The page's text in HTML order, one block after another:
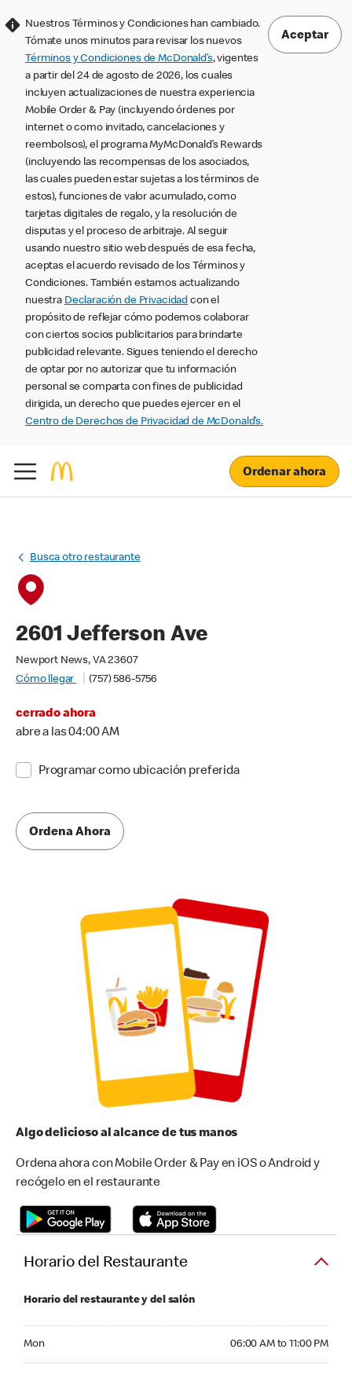
Nuestros Términos y Condiciones han cambiado.
Tómate unos minutos para revisar los nuevos
Términos y Condiciones de McDonald’s, vigentes
a partir del 24 de agosto de 2026, los cuales
incluyen actualizaciones de nuestra experiencia
Mobile Order & Pay (incluyendo órdenes por
internet o como invitado, cancelaciones y
reembolsos), el programa MyMcDonald’s Rewards
(incluyendo las recompensas de los asociados,
las cuales pueden estar sujetas a los términos de
estos), funciones de valor acumulado, como
tarjetas digitales de regalo, y la resolución de
disputas y el proceso de arbitraje. Al seguir
usando nuestro sitio web después de esa fecha,
aceptas el acuerdo revisado de los Términos y
Condiciones. También estamos actualizando
nuestra Declaración de Privacidad con el
propósito de reflejar cómo podemos colaborar
con ciertos socios publicitarios para brindarte
publicidad relevante. Sigues teniendo el derecho
de optar por no autorizar que tu información
personal se comparta con fines de publicidad
dirigida, un derecho que puedes ejercer en el
Centro de Derechos de Privacidad de McDonald’s.
Aceptar
Ordenar ahora
Busca otro restaurante
2601 Jefferson Ave
Newport News, VA 23607
Cómo llegar
(757) 586-5756
cerrado ahora
abre a las 04:00 AM
Programar como ubicación preferida
Ordena Ahora
Algo delicioso al alcance de tus manos
Ordena ahora con Mobile Order & Pay en iOS o Android y
recógelo en el restaurante
Horario del Restaurante
Horario del restaurante y del salón
Mon 06:00 AM to 11:00 PM